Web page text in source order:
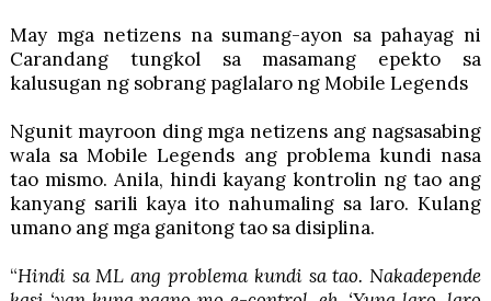
May mga netizens na sumang-ayon sa pahayag ni
Carandang tungkol sa masamang epekto sa
kalusugan ng sobrang paglalaro ng Mobile Legends
Ngunit mayroon ding mga netizens ang nagsasabing
wala sa Mobile Legends ang problema kundi nasa
tao mismo. Anila, hindi kayang kontrolin ng tao ang
kanyang sarili kaya ito nahumaling sa laro. Kulang
umano ang mga ganitong tao sa disiplina.
“Hindi sa ML ang problema kundi sa tao. Nakadepende